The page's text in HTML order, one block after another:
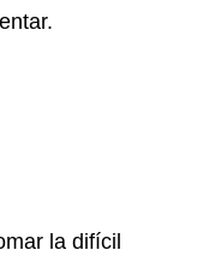
la difícil